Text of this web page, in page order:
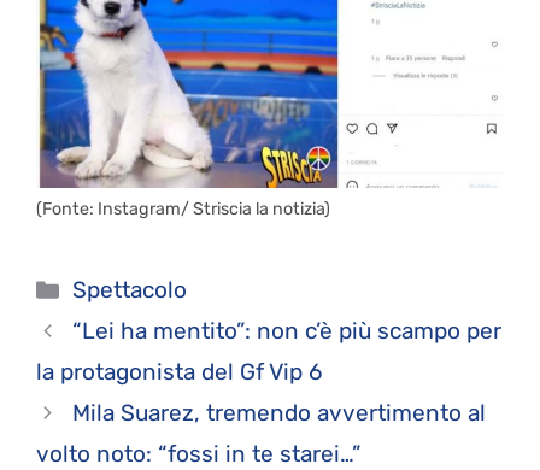
(Fonte: Instagram/ Striscia la notizia)
Categorie
Spettacolo
“Lei ha mentito”: non c’è più scampo per
la protagonista del Gf Vip 6
Mila Suarez, tremendo avvertimento al
volto noto: “fossi in te starei…”